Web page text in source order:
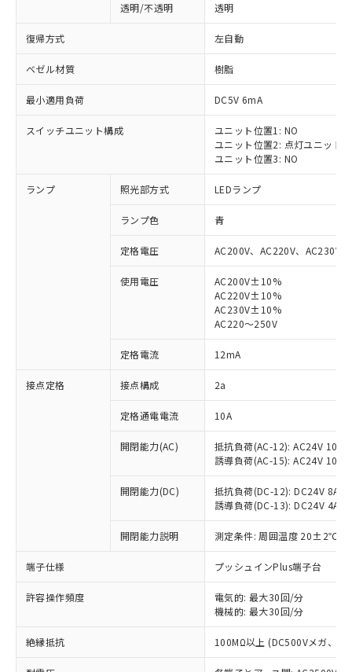
透明/不透明 透明
復帰方式 左自動
ベゼル材質 樹脂
最小適用負荷 DC5V 6mA
スイッチユニット構成
ユニット位置1: NO
ユニット位置2: 点灯ユニット
ユニット位置3: NO
ランプ 照光部方式 LEDランプ
ランプ色 青
定格電圧 AC200V、AC220V、AC230V
使用電圧
AC200V±10%
AC220V±10%
AC230V±10%
AC220～250V
定格電流 12mA
接点定格 接点構成 2a
定格通電電流 10A
開閉能力(AC)
抵抗負荷(AC-12): AC24V 10A/
誘導負荷(AC-15): AC24V
開閉能力(DC)
抵抗負荷(DC-12): DC24V 8A/
誘導負荷(DC-13): DC24V 4A/
開閉能力説明 測定条件: 周囲温度 20±2℃、
端子仕様 プッシュインPlus端子台
許容操作頻度
電気的: 最大30回/分
機械的: 最大30回/分
絶縁抵抗 100MΩ以上 (DC500Vメガ、点
以下の条件をお読みいただき、同意のうえ
本サービスは、当社制御機器事業取扱
商品の当社在庫状況および標準価格
(税抜)を提供させていただくもので
本サービスの対象外となる商品もある
ことをご了承ください。
在庫状況および標準価格照会結果は、
記載している更新日時点での社内デー
タに基づき作成されるものであり、閲
覧された時点での実際の在庫および標
対応済み：EU RoHS指令（10物質）の
非含有に対応した製品が提供可能な商品で
対応予定：EU RoHS指令（10物質）の非含
有に対応した製品に切り替える予定のある
対応予定なし：EU RoHS指令（10物質）の
非含有に非対応の商品で、対応品を出す予
調査・確認中：EU RoHS指令（10物質）の
非含有の対応状況を調査中または確認中の
非該当品：ライセンス料など無形物で、有
害物質有無と関係のない商品です。
仕入先様の事情により、非含有部品として
いたものが、含有品と判明した場合などや
むを得ず変更することがあります。
鉛(Pb) 1000ppm以下、 水銀(Hg) 1000ppm以下、 カド
六価クロム(Cr(Ⅵ)) 1000ppm以下、ポリ臭化ビフェニル
※1 中国RoHS○×表
「○」：最大均質材料含有率が中国RoHSの
基準値以下であることを示します。
「×」：最大均質材料含有率が中国RoHSの
基準値を超えていることを示します。
「－」：未確認です。当社販売部門へお問
*中国RoHS10物質の基準値 (GB/T26572)：
Pb(鉛) :1000ppm、 Hg(水銀) : 1000ppm、 Cd(カドミウ
当社は、これら貴社製品のうち、外国
為替および外国貿易法に定める商品
（以下｢規制貨物等」という）を輸出
または国外への提供する場合は、日本
国政府の輸出許可(または役務取引許
可)を取得するなどの必要な手続きを